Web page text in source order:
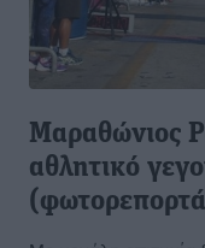
Μαραθώνιος
αθλητικό